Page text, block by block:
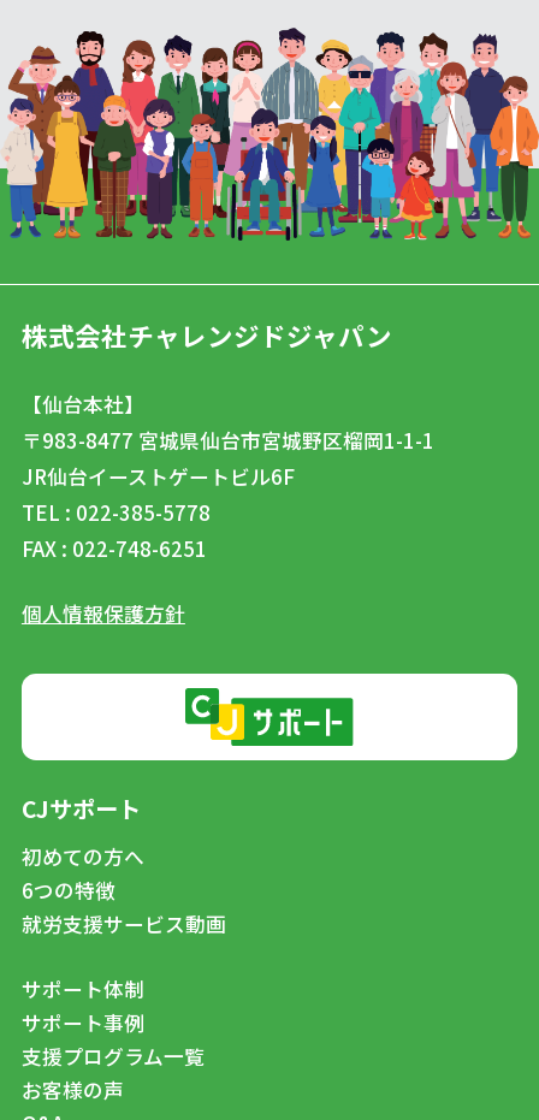
株式会社チャレンジドジャパン
【仙台本社】
〒983-8477 宮城県仙台市宮城野区榴岡1-1-1
JR仙台イーストゲートビル6F
TEL : 022-385-5778
FAX : 022-748-6251
個人情報保護方針
CJサポート
初めての方へ
6つの特徴
就労支援サービス動画
サポート体制
サポート事例
支援プログラム一覧
お客様の声